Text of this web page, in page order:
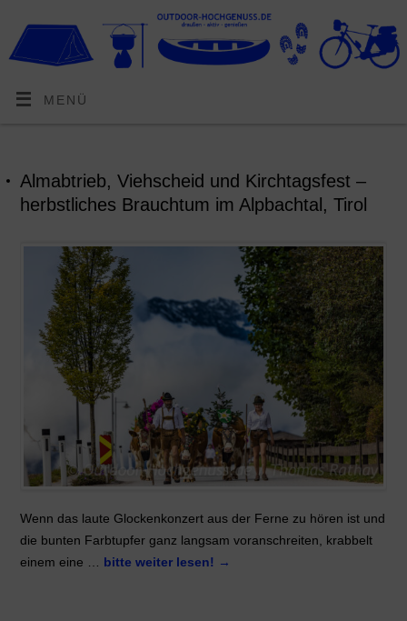
MENÜ
Almabtrieb, Viehscheid und Kirchtagsfest –
herbstliches Brauchtum im Alpbachtal, Tirol
Wenn das laute Glockenkonzert aus der Ferne zu hören ist und
die bunten Farbtupfer ganz langsam voranschreiten, krabbelt
einem eine … bitte weiter lesen! →